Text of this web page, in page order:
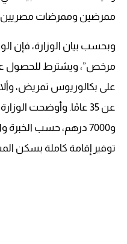
ممرضين وممرضات مصريين
وبحسب بيان الوزارة، فإن
مرخص”، ويشترط للحصول
و7000 درهم، حسب
توفير إقامة كاملة بسكن